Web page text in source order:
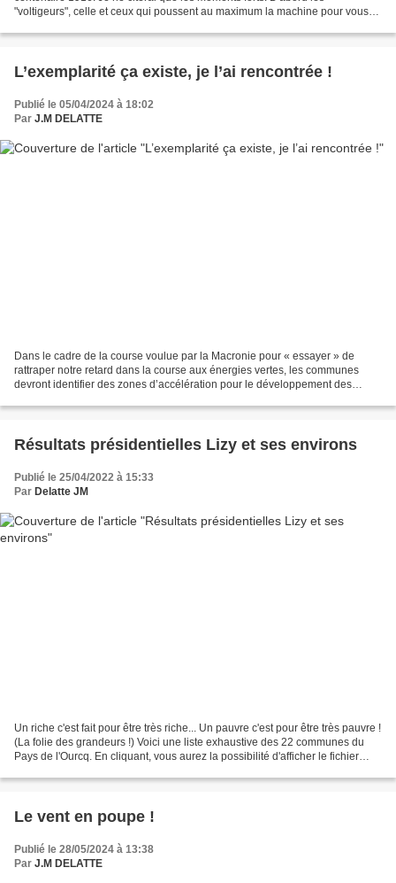
"voltigeurs", celle et ceux qui poussent au maximum la machine pour vous
L’exemplarité ça existe, je l’ai rencontrée !
Publié le 05/04/2024 à 18:02
Par J.M DELATTE
Dans le cadre de la course voulue par la Macronie pour « essayer » de
rattraper notre retard dans la course aux énergies vertes, les communes
devront identifier des zones d’accélération pour le développement des
Résultats présidentielles Lizy et ses environs
Publié le 25/04/2022 à 15:33
Par Delatte JM
Un riche c'est fait pour être très riche... Un pauvre c'est pour être très pauvre !
(La folie des grandeurs !) Voici une liste exhaustive des 22 communes du
Pays de l'Ourcq. En cliquant, vous aurez la possibilité d'afficher le fichier
Le vent en poupe !
Publié le 28/05/2024 à 13:38
Par J.M DELATTE